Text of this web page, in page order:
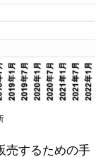
売するための手